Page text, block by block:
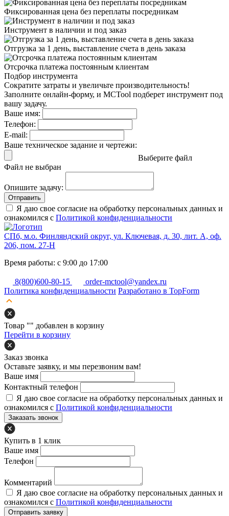
Фиксированная цена без переплаты посредникам
Инструмент в наличии и под заказ
Отгрузка за 1 день, выставление счета в день заказа
Отсрочка платежа постоянным клиентам
Подбор инструмента
Сократите затраты и увеличьте производительность!
Заполните онлайн-форму, и MCTool подберет инструмент под
вашу задачу.
Ваше имя:
Телефон:
E-mail:
Ваше техническое задание и чертежи:
Выберите файл
Файл не выбран
Опишите задачу:
Отправить
Я даю свое согласие на обработку персональных данных и
ознакомился с Политикой конфиденциальности
СПб, м.о. Финляндский округ, ул. Ключевая, д. 30, лит. А, оф.
206, пом. 27-Н
Время работы: с 9:00 до 17:00
8(800)600-80-15
order-mctool@yandex.ru
Политика конфиденциальности Разработано в TopForm
Товар "" добавлен в корзину
Перейти в корзину
Заказ звонка
Оставьте заявку, и мы перезвоним вам!
Ваше имя
Контактный телефон
Я даю свое согласие на обработку персональных данных и
ознакомился с Политикой конфиденциальности
Заказать звонок
Купить в 1 клик
Ваше имя
Телефон
Комментарий
Я даю свое согласие на обработку персональных данных и
ознакомился с Политикой конфиденциальности
Отправить заявку